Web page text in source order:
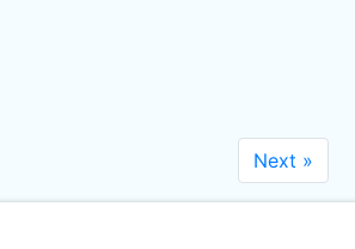
Next »